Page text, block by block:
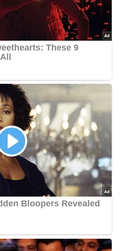
Dose oder tiefgekühlt)
Marinierten
kleine Steaks schneiden,
Pfeffer, Zitronensaft und
Einige Stunden zugedeckt
lassen und in heißer
Seiten braten, bis sie innen